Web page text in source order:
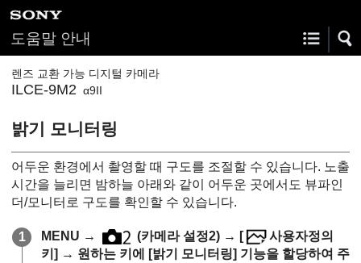
도움말 안내
렌즈 교환 가능 디지털 카메라
ILCE-9M2 α9II
밝기 모니터링
어두운 환경에서 촬영할 때 구도를 조절할 수 있습니다. 노출
시간을 늘리면 밤하늘 아래와 같이 어두운 곳에서도 뷰파인
더/모니터로 구도를 확인할 수 있습니다.
MENU → (카메라 설정2) → [
사용자정의
키] → 원하는 키에 [밝기 모니터링] 기능을 할당하여 주